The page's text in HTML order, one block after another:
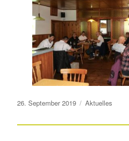
Veröffentlicht
26. September 2019 Aktuelles